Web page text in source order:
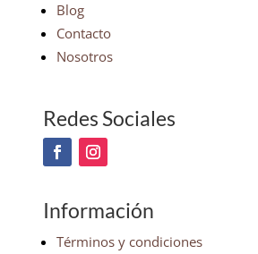
Blog
Contacto
Nosotros
Redes Sociales
Información
Términos y condiciones